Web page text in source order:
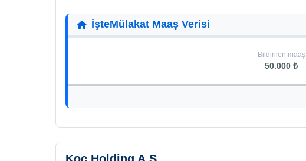
İşteMülakat Maaş Verisi
Bildirilen maaş
50.000 ₺